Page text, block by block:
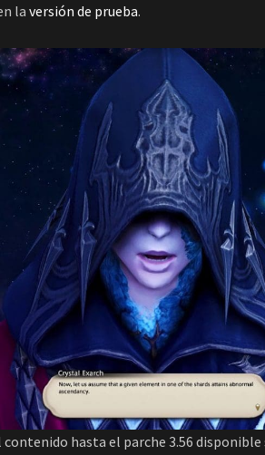
la versión de prueba.
hasta el parche 3.56